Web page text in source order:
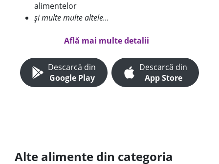
alimentelor
și multe multe altele...
Află mai multe detalii
Descarcă din
Google Play
Descarcă din
App Store
Alte alimente din categoria